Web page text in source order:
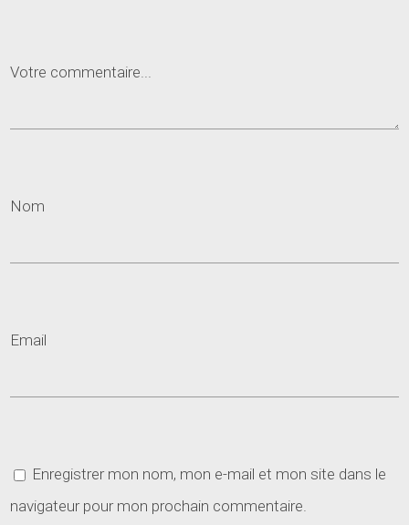
Votre commentaire...
Nom
Email
Enregistrer mon nom, mon e-mail et mon site dans le
navigateur pour mon prochain commentaire.